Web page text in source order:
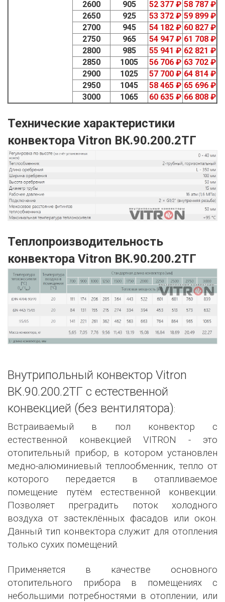
2600
905 52 377 ₽ 58 787 ₽
2650
925 53 372 ₽ 59 899 ₽
2700
945 54 182 ₽ 60 827 ₽
2750
965 54 947 ₽ 61 708 ₽
2800
985 55 941 ₽ 62 821 ₽
2850
1005 56 706 ₽ 63 702 ₽
2900
1025 57 700 ₽ 64 814 ₽
2950
1045 58 465 ₽ 65 696 ₽
3000
1065 60 635 ₽ 66 808 ₽
Технические характеристики
конвектора Vitron ВК.90.200.2ТГ
Теплопроизводительность
конвектора Vitron ВК.90.200.2ТГ
Внутрипольный конвектор Vitron
ВК.90.200.2ТГ с естественной
конвекцией (без вентилятора):
Встраиваемый в пол конвектор с
естественной конвекцией VITRON - это
отопительный прибор, в котором установлен
медно-алюминиевый теплообменник, тепло от
которого передается в отапливаемое
помещение путём естественной конвекции.
Позволяет преградить поток холодного
воздуха от застеклённых фасадов или окон.
Данный тип конвектора служит для отопления
только сухих помещений.
Применяется в качестве основного
отопительного прибора в помещениях с
небольшими потребностями в отоплении, или